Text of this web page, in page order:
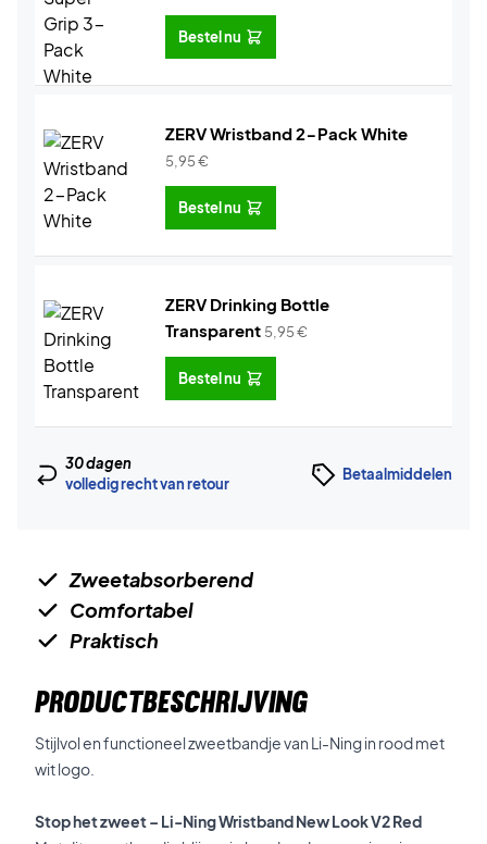
Bestel nu
ZERV Wristband 2-Pack White
5,95€
Bestel nu
ZERV Drinking Bottle
Transparent 5,95€
Bestel nu
30 dagen
volledig recht van retour
Betaalmiddelen
Zweetabsorberend
Comfortabel
Praktisch
PRODUCTBESCHRIJVING
Stijlvol en functioneel zweetbandje van Li-Ning in rood met
wit logo.
Stop het zweet – Li-Ning Wristband New Look V2 Red